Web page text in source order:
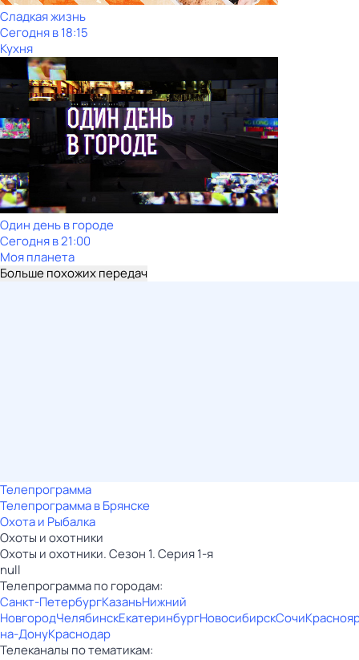
Сладкая жизнь
Сегодня в 18:15
Кухня
Один день в городе
Сегодня в 21:00
Моя планета
Больше похожих передач
Телепрограмма
Телепрограмма в Брянске
Охота и Рыбалка
Охоты и охотники
Охоты и охотники. Сезон 1. Серия 1-я
null
Телепрограмма по городам:
Санкт-ПетербургКазаньНижний
НовгородЧелябинскЕкатеринбургНовосибирскСочи
на-ДонуКраснодар
Телеканалы по тематикам: